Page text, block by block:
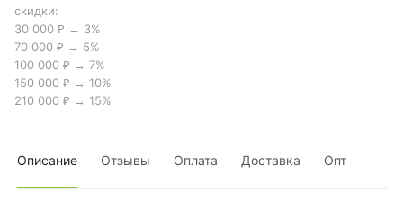
скидки:
30 000 ₽ → 3%
70 000 ₽ → 5%
100 000 ₽ → 7%
150 000 ₽ → 10%
210 000 ₽ → 15%
Описание Отзывы Оплата Доставка Опт